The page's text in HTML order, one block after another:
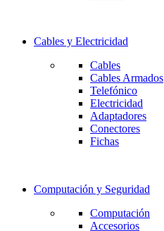
Cables y Electricidad
Cables
Cables Armados
Telefónico
Electricidad
Adaptadores
Conectores
Fichas
Computación y Seguridad
Computación
Accesorios